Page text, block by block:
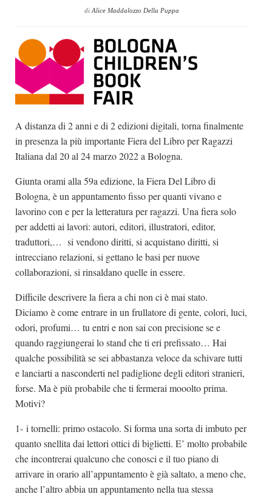
Dicono di Noi
Rassegna Stampa
Archivio
Case editrici
Partnership
Giallo Stresa
Premio Chiara
Tabù Festival 2014
A Tutto Volume
Salone di Torino
Marketing
di Alice Maddalozzo Della Puppa
A distanza di 2 anni e di 2 edizioni digitali, torna finalmente
in presenza la più importante Fiera del Libro per Ragazzi
Italiana dal 20 al 24 marzo 2022 a Bologna.
Giunta orami alla 59a edizione, la Fiera Del Libro di
Bologna, è un appuntamento fisso per quanti vivano e
lavorino con e per la letteratura per ragazzi. Una fiera solo
per addetti ai lavori: autori, editori, illustratori, editor,
traduttori,… si vendono diritti, si acquistano diritti, si
intrecciano relazioni, si gettano le basi per nuove
collaborazioni, si rinsaldano quelle in essere.
Difficile descrivere la fiera a chi non ci è mai stato.
Diciamo è come entrare in un frullatore di gente, colori, luci,
odori, profumi… tu entri e non sai con precisione se e
quando raggiungerai lo stand che ti eri prefissato… Hai
qualche possibilità se sei abbastanza veloce da schivare tutti
e lanciarti a nasconderti nel padiglione degli editori stranieri,
forse. Ma è più probabile che ti fermerai mooolto prima.
Motivi?
1- i tornelli: primo ostacolo. Si forma una sorta di imbuto per
quanto snellita dai lettori ottici di biglietti. E’ molto probabile
che incontrerai qualcuno che conosci e il tuo piano di
arrivare in orario all’appuntamento è già saltato, a meno che,
anche l’altro abbia un appuntamento nella tua stessa